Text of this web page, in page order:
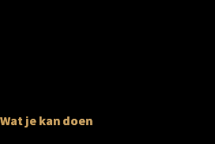
Wat je kan doen